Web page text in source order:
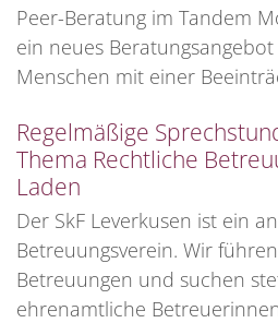
Peer-Beratung im Tandem
ein neues Beratungsangebot
Menschen mit einer
Regelmäßige
Thema Rechtliche
Laden
Der SkF Leverkusen ist ein
Betreuungsverein. Wir
Betreuungen und suchen
ehrenamtliche